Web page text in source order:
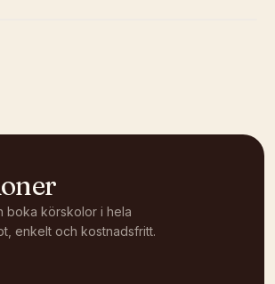
boka körskolor i hela
enkelt och kostnadsfritt.